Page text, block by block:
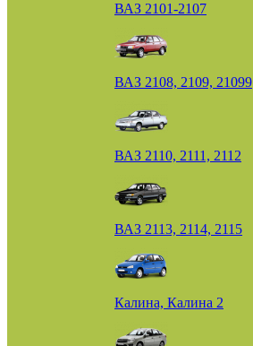
ВАЗ 2101-2107
ВАЗ 2108, 2109, 21099
ВАЗ 2110, 2111, 2112
ВАЗ 2113, 2114, 2115
Калина, Калина 2